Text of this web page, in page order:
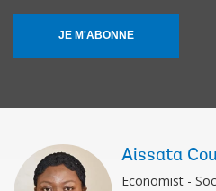
JE M'ABONNE
Aissata
Economist -